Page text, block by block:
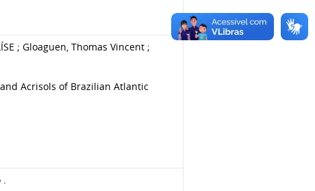
; Gloaguen, Thomas Vincent ;
Acrisols of Brazilian Atlantic